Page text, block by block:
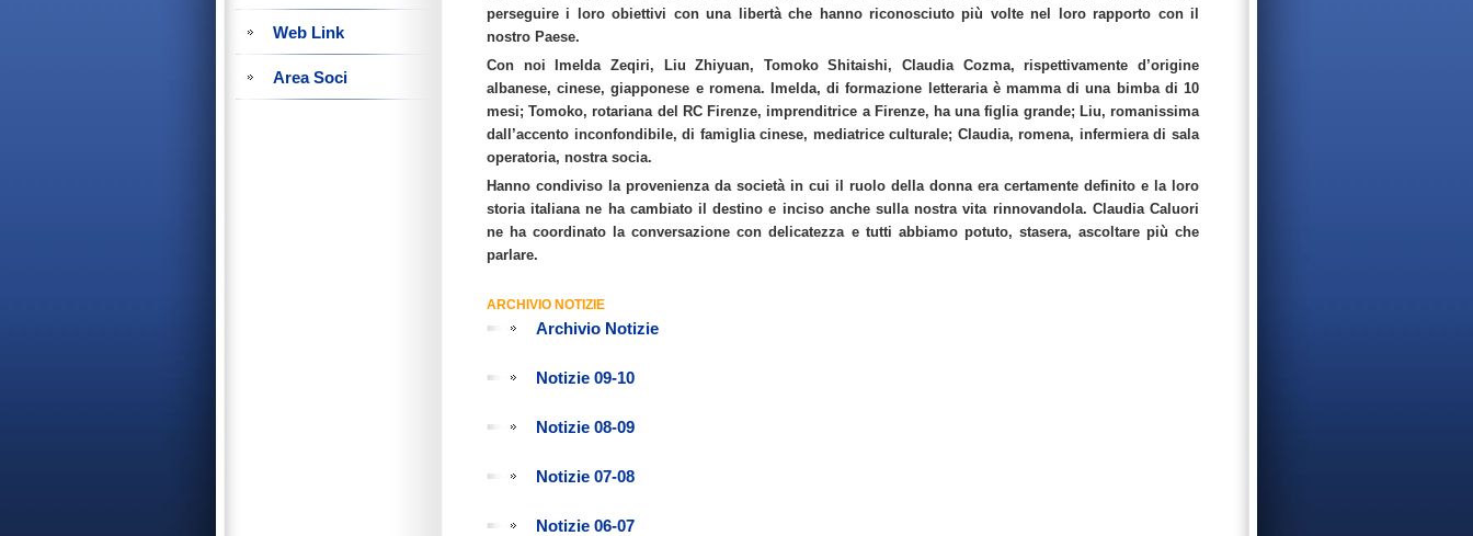
Web Link
Area Soci
perseguire i loro obiettivi con una libertà che hanno riconosciuto più volte nel loro rapporto con il
nostro Paese.
Con noi Imelda Zeqiri, Liu Zhiyuan, Tomoko Shitaishi, Claudia Cozma, rispettivamente d’origine
albanese, cinese, giapponese e romena. Imelda, di formazione letteraria è mamma di una bimba di 10
mesi; Tomoko, rotariana del RC Firenze, imprenditrice a Firenze, ha una figlia grande; Liu, romanissima
dall’accento inconfondibile, di famiglia cinese, mediatrice culturale; Claudia, romena, infermiera di sala
operatoria, nostra socia.
Hanno condiviso la provenienza da società in cui il ruolo della donna era certamente definito e la loro
storia italiana ne ha cambiato il destino e inciso anche sulla nostra vita rinnovandola. Claudia Caluori
ne ha coordinato la conversazione con delicatezza e tutti abbiamo potuto, stasera, ascoltare più che
parlare.
ARCHIVIO NOTIZIE
Archivio Notizie
Notizie 09-10
Notizie 08-09
Notizie 07-08
Notizie 06-07